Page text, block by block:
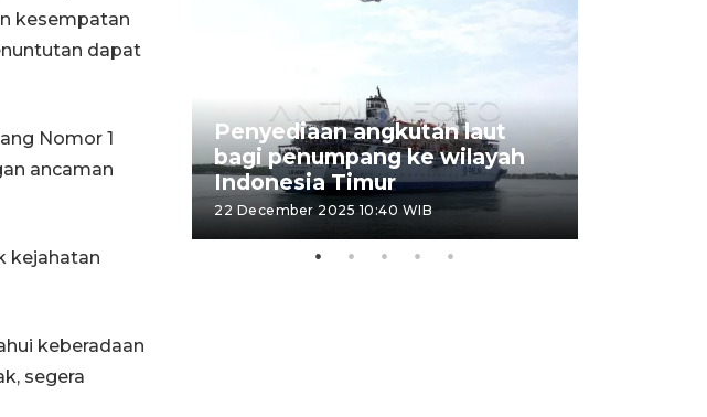
kesempatan
dapat
Nomor 1
ancaman
kejahatan
keberadaan
segera
di Pantai
Penyediaan angkutan laut
bagi penumpang ke wilayah
Indonesia Timur
22 December 2025 10:40 WIB